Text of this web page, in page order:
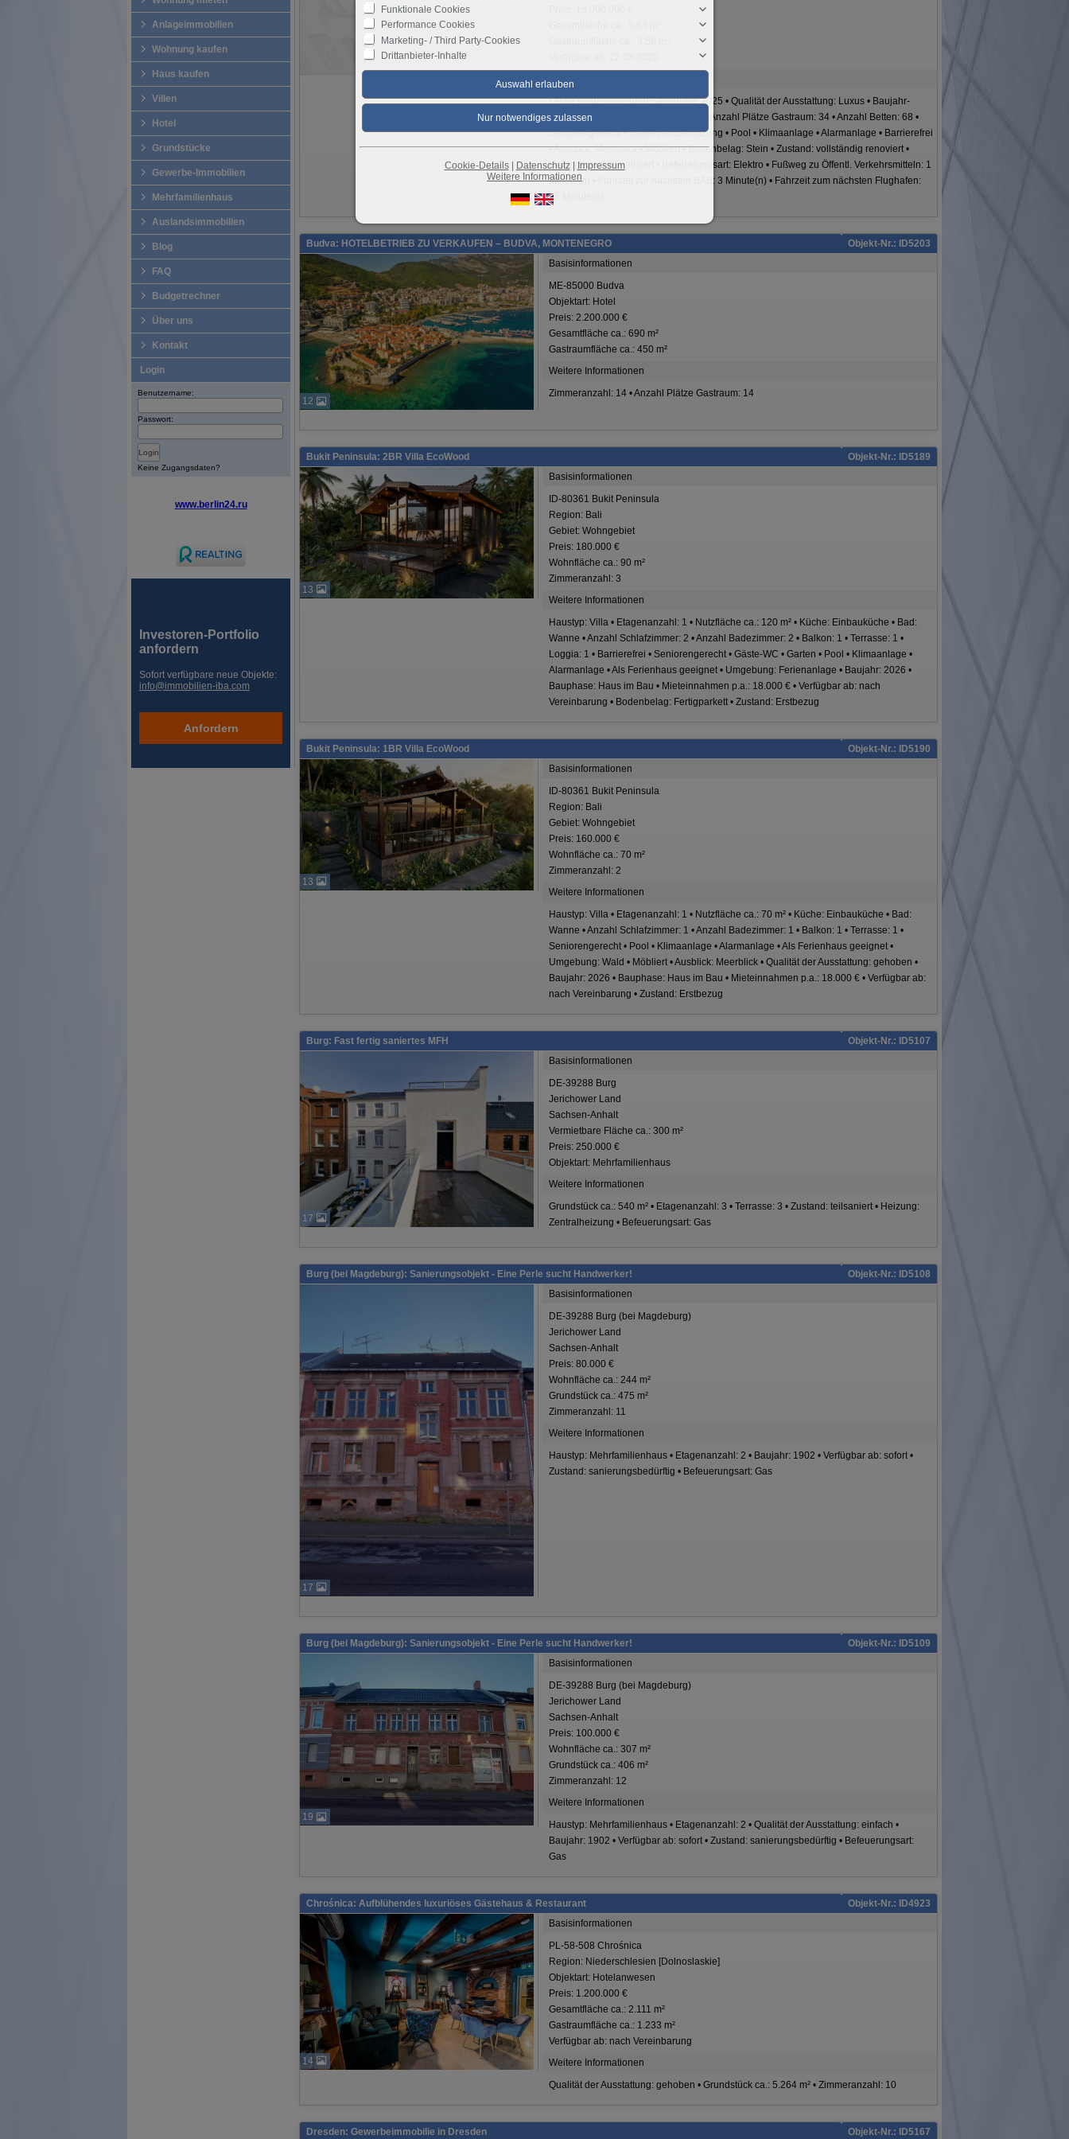
Anlageimmobilien
Wohnung kaufen
Haus kaufen
Villen
Hotel
Grundstücke
Gewerbe-Immobilien
Mehrfamilienhaus
Auslandsimmobilien
Blog
FAQ
Budgetrechner
Über uns
Kontakt
Login
Benutzername:
Passwort:
Keine Zugangsdaten?
www.berlin24.ru
Investoren-Portfolio
anfordern
Sofort verfügbare neue Objekte:
info@immobilien-iba.com
Anfordern
Weitere Informationen
Letzte Modernisierung/ Sanierung: 2025 • Qualität der Ausstattung: Luxus • Baujahr-
Gebäude: 2023 • Zimmeranzahl: 34 • Anzahl Plätze Gastraum: 34 • Anzahl Betten: 68 •
Seniorengerecht • Garten/-mitbenutzung • Pool • Klimaanlage • Alarmanlage • Barrierefrei
• Ausblick: Meerblick • Möbliert • Bodenbelag: Stein • Zustand: vollständig renoviert •
Heizung: voll klimatisiert • Befeuerungsart: Elektro • Fußweg zu Öffentl. Verkehrsmitteln: 1
Minute(n) • Fahrzeit zur nächsten BAB: 3 Minute(n) • Fahrzeit zum nächsten Flughafen:
15 Minute(n)
Budva: HOTELBETRIEB ZU VERKAUFEN – BUDVA, MONTENEGRO Objekt-Nr.: ID5203
12
Basisinformationen
ME-85000 Budva
Objektart: Hotel
Preis: 2.200.000 €
Gesamtfläche ca.: 690 m²
Gastraumfläche ca.: 450 m²
Weitere Informationen
Zimmeranzahl: 14 • Anzahl Plätze Gastraum: 14
Bukit Peninsula: 2BR Villa EcoWood Objekt-Nr.: ID5189
13
Basisinformationen
ID-80361 Bukit Peninsula
Region: Bali
Gebiet: Wohngebiet
Preis: 180.000 €
Wohnfläche ca.: 90 m²
Zimmeranzahl: 3
Weitere Informationen
Haustyp: Villa • Etagenanzahl: 1 • Nutzfläche ca.: 120 m² • Küche: Einbauküche • Bad:
Wanne • Anzahl Schlafzimmer: 2 • Anzahl Badezimmer: 2 • Balkon: 1 • Terrasse: 1 •
Loggia: 1 • Barrierefrei • Seniorengerecht • Gäste-WC • Garten • Pool • Klimaanlage •
Alarmanlage • Als Ferienhaus geeignet • Umgebung: Ferienanlage • Baujahr: 2026 •
Bauphase: Haus im Bau • Mieteinnahmen p.a.: 18.000 € • Verfügbar ab: nach
Vereinbarung • Bodenbelag: Fertigparkett • Zustand: Erstbezug
Bukit Peninsula: 1BR Villa EcoWood Objekt-Nr.: ID5190
13
Basisinformationen
ID-80361 Bukit Peninsula
Region: Bali
Gebiet: Wohngebiet
Preis: 160.000 €
Wohnfläche ca.: 70 m²
Zimmeranzahl: 2
Weitere Informationen
Haustyp: Villa • Etagenanzahl: 1 • Nutzfläche ca.: 70 m² • Küche: Einbauküche • Bad:
Wanne • Anzahl Schlafzimmer: 1 • Anzahl Badezimmer: 1 • Balkon: 1 • Terrasse: 1 •
Seniorengerecht • Pool • Klimaanlage • Alarmanlage • Als Ferienhaus geeignet •
Umgebung: Wald • Möbliert • Ausblick: Meerblick • Qualität der Ausstattung: gehoben •
Baujahr: 2026 • Bauphase: Haus im Bau • Mieteinnahmen p.a.: 18.000 € • Verfügbar ab:
nach Vereinbarung • Zustand: Erstbezug
Burg: Fast fertig saniertes MFH Objekt-Nr.: ID5107
17
Basisinformationen
DE-39288 Burg
Jerichower Land
Sachsen-Anhalt
Vermietbare Fläche ca.: 300 m²
Preis: 250.000 €
Objektart: Mehrfamilienhaus
Weitere Informationen
Grundstück ca.: 540 m² • Etagenanzahl: 3 • Terrasse: 3 • Zustand: teilsaniert • Heizung:
Zentralheizung • Befeuerungsart: Gas
Burg (bei Magdeburg): Sanierungsobjekt - Eine Perle sucht Handwerker! Objekt-Nr.: ID5108
17
Basisinformationen
DE-39288 Burg (bei Magdeburg)
Jerichower Land
Sachsen-Anhalt
Preis: 80.000 €
Wohnfläche ca.: 244 m²
Grundstück ca.: 475 m²
Zimmeranzahl: 11
Weitere Informationen
Haustyp: Mehrfamilienhaus • Etagenanzahl: 2 • Baujahr: 1902 • Verfügbar ab: sofort •
Zustand: sanierungsbedürftig • Befeuerungsart: Gas
Burg (bei Magdeburg): Sanierungsobjekt - Eine Perle sucht Handwerker! Objekt-Nr.: ID5109
19
Basisinformationen
DE-39288 Burg (bei Magdeburg)
Jerichower Land
Sachsen-Anhalt
Preis: 100.000 €
Wohnfläche ca.: 307 m²
Grundstück ca.: 406 m²
Zimmeranzahl: 12
Weitere Informationen
Haustyp: Mehrfamilienhaus • Etagenanzahl: 2 • Qualität der Ausstattung: einfach •
Baujahr: 1902 • Verfügbar ab: sofort • Zustand: sanierungsbedürftig • Befeuerungsart:
Gas
Chrośnica: Aufblühendes luxuriöses Gästehaus & Restaurant Objekt-Nr.: ID4923
14
Basisinformationen
PL-58-508 Chrośnica
Region: Niederschlesien [Dolnoslaskie]
Objektart: Hotelanwesen
Preis: 1.200.000 €
Gesamtfläche ca.: 2.111 m²
Gastraumfläche ca.: 1.233 m²
Verfügbar ab: nach Vereinbarung
Weitere Informationen
Qualität der Ausstattung: gehoben • Grundstück ca.: 5.264 m² • Zimmeranzahl: 10
Dresden: Gewerbeimmobilie in Dresden Objekt-Nr.: ID5167
Funktionale Cookies
Performance Cookies
Marketing- / Third Party-Cookies
Drittanbieter-Inhalte
Cookie-Details| Datenschutz|
Impressum
Weitere Informationen